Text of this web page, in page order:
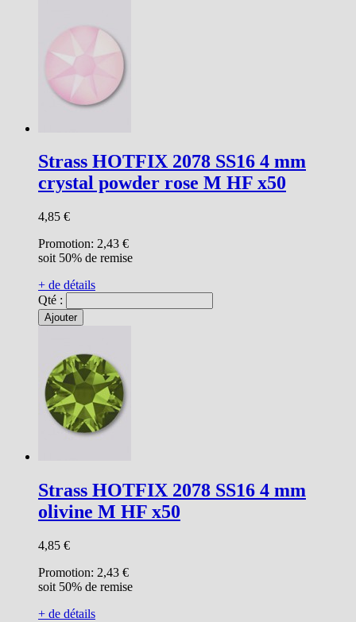
Strass HOTFIX 2078 SS16 4 mm
crystal powder rose M HF x50
4,85 €
Promotion: 2,43 €
soit 50% de remise
+ de détails
Qté :
Ajouter
Strass HOTFIX 2078 SS16 4 mm
olivine M HF x50
4,85 €
Promotion: 2,43 €
soit 50% de remise
+ de détails